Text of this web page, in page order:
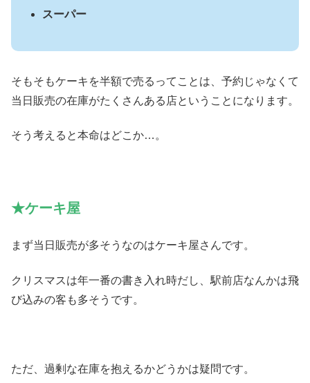
スーパー
そもそもケーキを半額で売るってことは、予約じゃなくて
当日販売の在庫がたくさんある店ということになります。
そう考えると本命はどこか…。
★ケーキ屋
まず当日販売が多そうなのはケーキ屋さんです。
クリスマスは年一番の書き入れ時だし、駅前店なんかは飛
び込みの客も多そうです。
ただ、過剰な在庫を抱えるかどうかは疑問です。